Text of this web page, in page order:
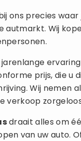
ons precies
autmarkt. Wij
jarenlange
prijs, die u
Wij nemen
verkoop
draait alles om
van uw auto.